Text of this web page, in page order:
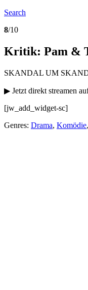
Search
8/10
Kritik: Pam &
SKANDAL UM
▶ Jetzt direkt streamen
[jw_add_widget-sc]
Genres: Drama, Komödie,